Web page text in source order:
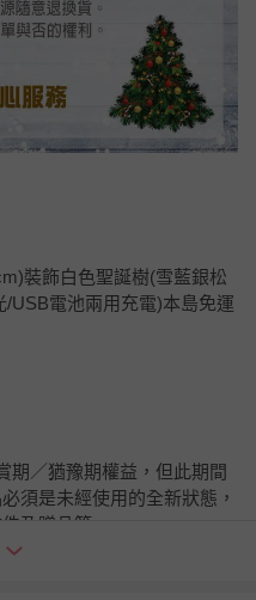
裝飾白色聖誕樹(雪藍銀松
USB電池兩用充電)本島免運
期／猶豫期權益，但此期間
須是未經使用的全新狀態，
及贈品等。